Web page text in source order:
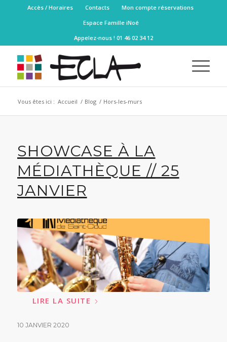
Accès / Horaires Contacts
Mon compte réservations
Espace Famille iNoé
Appelez-nous ! 01 46 02 34 12
Vous êtes ici : Accueil / Blog / Hors-les-murs
SHOWCASE À LA
MÉDIATHÈQUE // 25
JANVIER
LIRE LA SUITE
10 JANVIER 2020